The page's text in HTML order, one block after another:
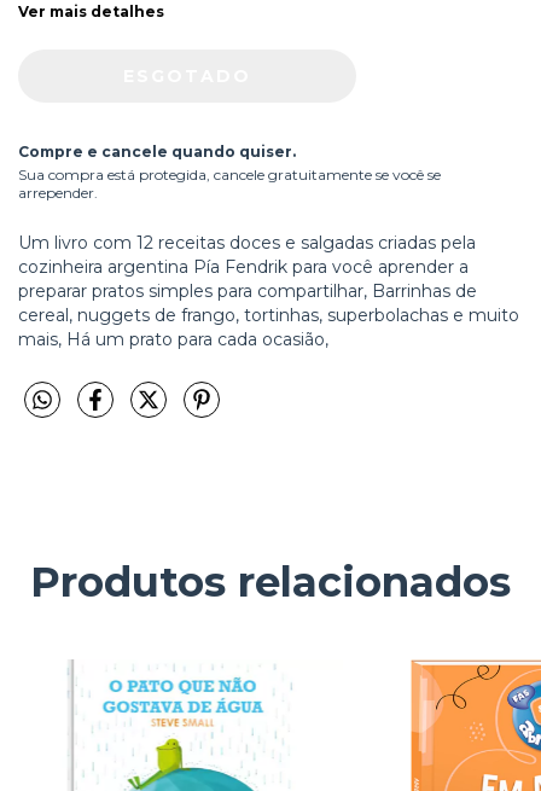
Ver mais detalhes
Compre e cancele quando quiser.
Sua compra está protegida, cancele gratuitamente se você se
arrepender.
Um livro com 12 receitas doces e salgadas criadas pela
cozinheira argentina Pía Fendrik para você aprender a
preparar pratos simples para compartilhar, Barrinhas de
cereal, nuggets de frango, tortinhas, superbolachas e muito
mais, Há um prato para cada ocasião,
Produtos relacionados